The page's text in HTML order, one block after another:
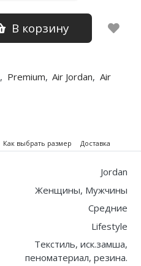
В корзину
, Premium, Air Jordan, Air
Как выбрать размер Доставка
Jordan
Женщины, Мужчины
Средние
Lifestyle
Текстиль, иск.замша,
пеноматериал, резина.